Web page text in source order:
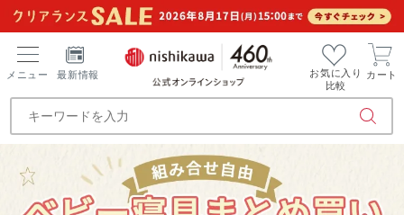
メニュー 最新情報
お気に入り
比較
カート